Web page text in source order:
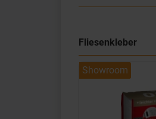
Fliesenkleber
Showroom